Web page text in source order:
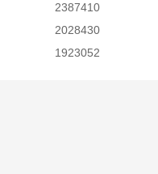
2387410
2028430
1923052